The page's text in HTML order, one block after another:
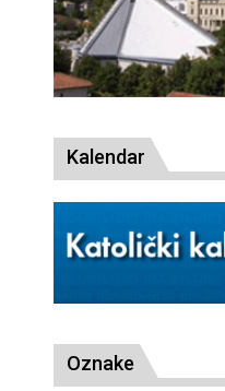
Kalendar
Oznake